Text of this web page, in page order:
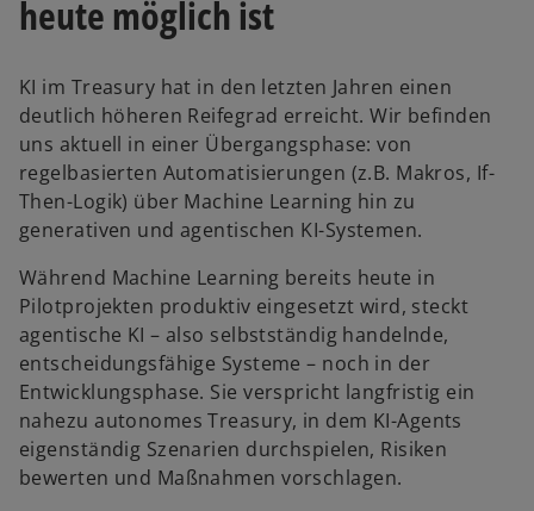
heute möglich ist
KI im Treasury hat in den letzten Jahren einen
deutlich höheren Reifegrad erreicht. Wir befinden
uns aktuell in einer Übergangsphase: von
regelbasierten Automatisierungen (z.B. Makros, If-
Then-Logik) über Machine Learning hin zu
generativen und agentischen KI-Systemen.
Während Machine Learning bereits heute in
Pilotprojekten produktiv eingesetzt wird, steckt
agentische KI – also selbstständig handelnde,
entscheidungsfähige Systeme – noch in der
Entwicklungsphase. Sie verspricht langfristig ein
nahezu autonomes Treasury, in dem KI-Agents
eigenständig Szenarien durchspielen, Risiken
bewerten und Maßnahmen vorschlagen.